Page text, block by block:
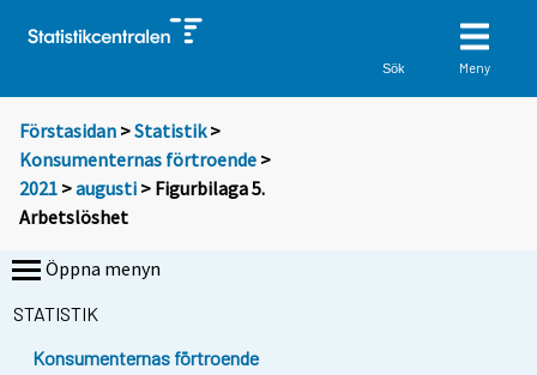
Sök Meny
Förstasidan >Statistik >
Konsumenternas förtroende >
2021 >augusti > Figurbilaga 5.
Arbetslöshet
Öppna menyn
STATISTIK
Konsumenternas förtroende